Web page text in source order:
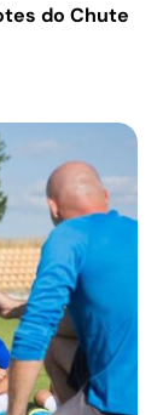
do Chute